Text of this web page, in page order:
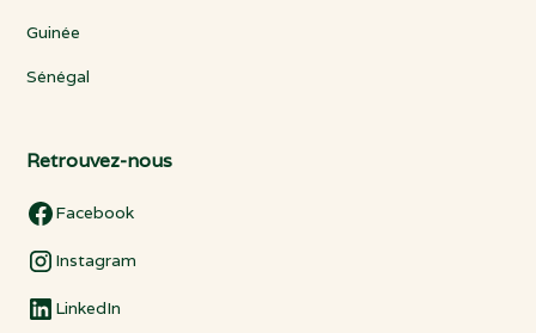
Guinée
Sénégal
Retrouvez-nous
Facebook
Instagram
LinkedIn